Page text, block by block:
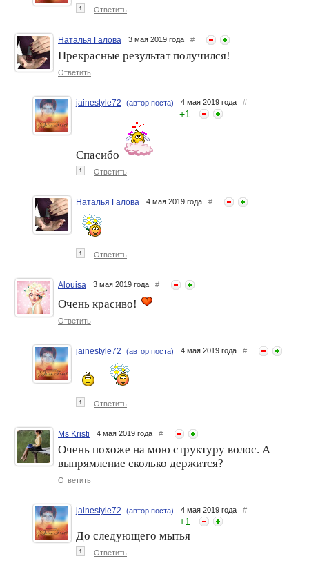
↑ Ответить
Наталья Галова 3 мая 2019 года #
Прекрасные результат получился!
Ответить
jainestyle72 (автор поста) 4 мая 2019 года #
+1
Спасибо
↑ Ответить
Наталья Галова 4 мая 2019 года #
↑ Ответить
Alouisa 3 мая 2019 года #
Очень красиво!
Ответить
jainestyle72 (автор поста) 4 мая 2019 года #
↑ Ответить
Ms Kristi 4 мая 2019 года #
Очень похоже на мою структуру волос. А
выпрямление сколько держится?
Ответить
jainestyle72 (автор поста) 4 мая 2019 года #
+1
До следующего мытья
↑ Ответить